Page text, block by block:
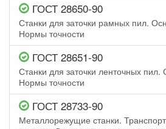
ГОСТ 28650-90
Станки для заточки рамных пил.
Нормы точности
ГОСТ 28651-90
Станки для заточки ленточных
Нормы точности
ГОСТ 28733-90
Металлорежущие станки.